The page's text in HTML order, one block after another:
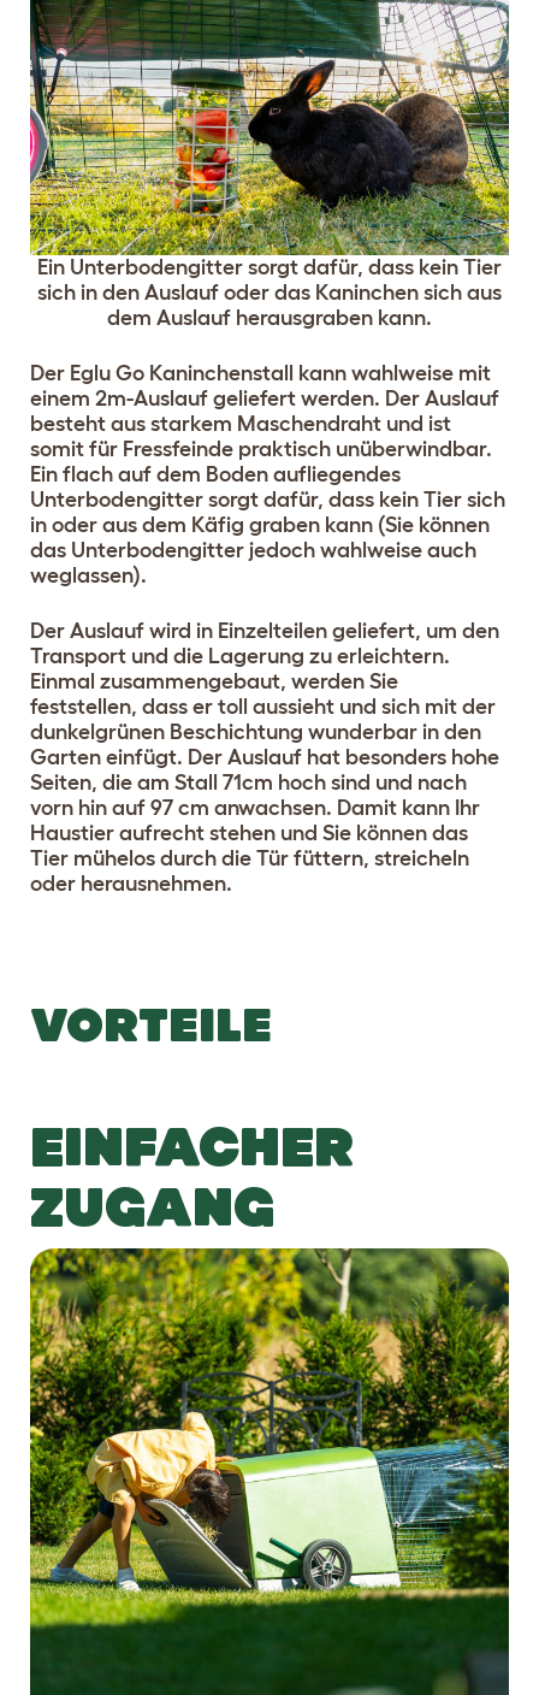
Ein Unterbodengitter sorgt dafür, dass kein Tier
sich in den Auslauf oder das Kaninchen sich aus
dem Auslauf herausgraben kann.
Der Eglu Go Kaninchenstall kann wahlweise mit
einem 2m-Auslauf geliefert werden. Der Auslauf
besteht aus starkem Maschendraht und ist
somit für Fressfeinde praktisch unüberwindbar.
Ein flach auf dem Boden aufliegendes
Unterbodengitter sorgt dafür, dass kein Tier sich
in oder aus dem Käfig graben kann (Sie können
das Unterbodengitter jedoch wahlweise auch
weglassen).
Der Auslauf wird in Einzelteilen geliefert, um den
Transport und die Lagerung zu erleichtern.
Einmal zusammengebaut, werden Sie
feststellen, dass er toll aussieht und sich mit der
dunkelgrünen Beschichtung wunderbar in den
Garten einfügt. Der Auslauf hat besonders hohe
Seiten, die am Stall 71cm hoch sind und nach
vorn hin auf 97 cm anwachsen. Damit kann Ihr
Haustier aufrecht stehen und Sie können das
Tier mühelos durch die Tür füttern, streicheln
oder herausnehmen.
VORTEILE
EINFACHER
ZUGANG